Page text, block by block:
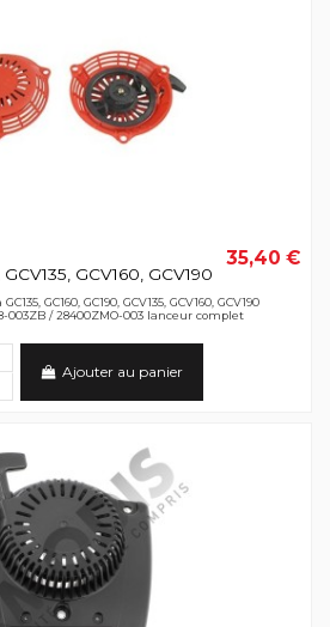
GCV160, GCV190
35,40 €
GC160, GC190, GCV135, GCV160, GCV190
003ZB / 28400ZMO-003 lanceur complet
Ajouter au panier